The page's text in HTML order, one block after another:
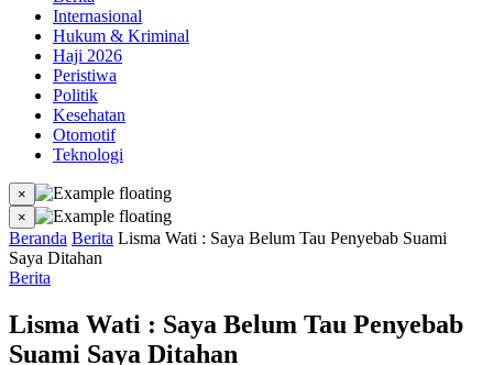
Internasional
Hukum & Kriminal
Haji 2026
Peristiwa
Politik
Kesehatan
Otomotif
Teknologi
×
×
Beranda Berita Lisma Wati : Saya Belum Tau Penyebab Suami
Saya Ditahan
Berita
Lisma Wati : Saya Belum Tau Penyebab
Suami Saya Ditahan